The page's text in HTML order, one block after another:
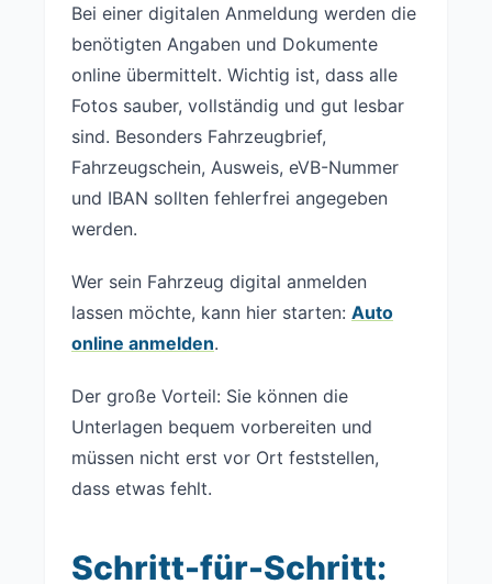
Bei einer digitalen Anmeldung werden die
benötigten Angaben und Dokumente
online übermittelt. Wichtig ist, dass alle
Fotos sauber, vollständig und gut lesbar
sind. Besonders Fahrzeugbrief,
Fahrzeugschein, Ausweis, eVB-Nummer
und IBAN sollten fehlerfrei angegeben
werden.
Wer sein Fahrzeug digital anmelden
lassen möchte, kann hier starten: Auto
online anmelden.
Der große Vorteil: Sie können die
Unterlagen bequem vorbereiten und
müssen nicht erst vor Ort feststellen,
dass etwas fehlt.
Schritt-für-Schritt: